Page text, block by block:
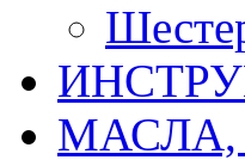
МАСЛА,